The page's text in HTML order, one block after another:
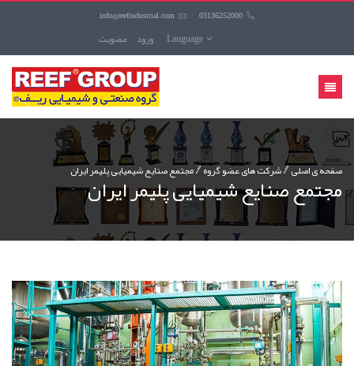
info@reefindustrial.com / 03136252000
عضويت ورود Language
منوی
کاربری
صفحه ی اصلی شرکت های عضو گروه مجتمع صنایع شیمیایی پلیمر ایران
مجتمع صنایع شیمیایی پلیمر ایران